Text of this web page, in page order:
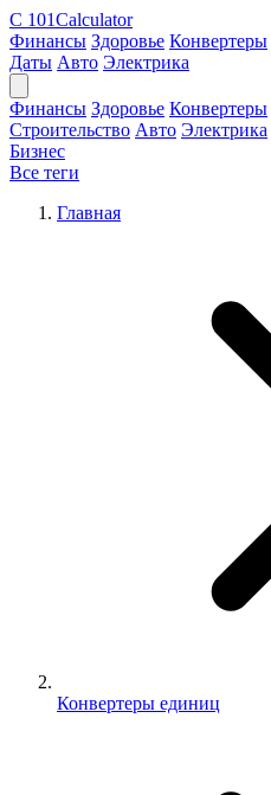
C 101Calculator
Финансы Здоровье Конвертеры
Даты Авто Электрика
Финансы Здоровье Конвертеры
Строительство Авто Электрика
Бизнес
Все теги
Главная
Конвертеры единиц